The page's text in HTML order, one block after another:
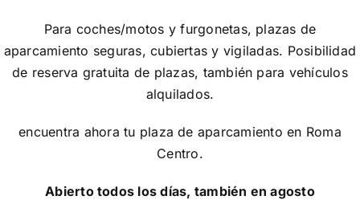
Para coches/motos y furgonetas, plazas de
aparcamiento seguras, cubiertas y vigiladas. Posibilidad
de reserva gratuita de plazas, también para vehículos
alquilados.
encuentra ahora tu plaza de aparcamiento en Roma
Centro.
Abierto todos los días, también en agosto